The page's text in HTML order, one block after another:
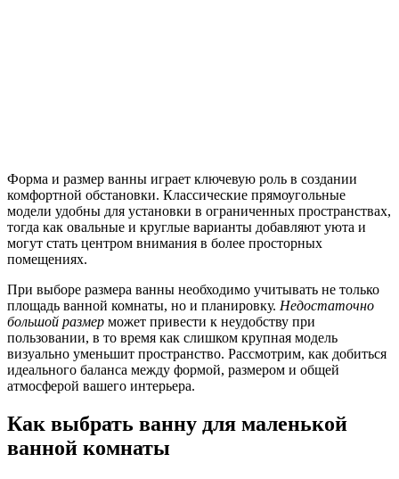
Форма и размер ванны играет ключевую роль в создании
комфортной обстановки. Классические прямоугольные
модели удобны для установки в ограниченных пространствах,
тогда как овальные и круглые варианты добавляют уюта и
могут стать центром внимания в более просторных
помещениях.
При выборе размера ванны необходимо учитывать не только
площадь ванной комнаты, но и планировку. Недостаточно
большой размер может привести к неудобству при
пользовании, в то время как слишком крупная модель
визуально уменьшит пространство. Рассмотрим, как добиться
идеального баланса между формой, размером и общей
атмосферой вашего интерьера.
Как выбрать ванну для маленькой
ванной комнаты